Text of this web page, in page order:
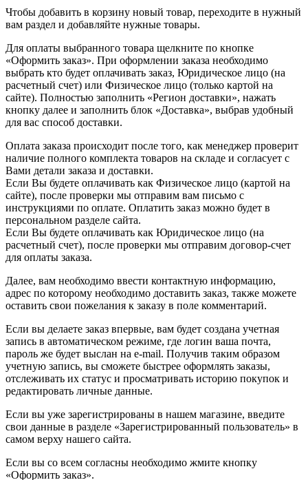
Чтобы добавить в корзину новый товар, переходите в нужный
вам раздел и добавляйте нужные товары.
Для оплаты выбранного товара щелкните по кнопке
«Оформить заказ». При оформлении заказа необходимо
выбрать кто будет оплачивать заказ, Юридическое лицо (на
расчетный счет) или Физическое лицо (только картой на
сайте). Полностью заполнить «Регион доставки», нажать
кнопку далее и заполнить блок «Доставка», выбрав удобный
для вас способ доставки.
Оплата заказа происходит после того, как менеджер проверит
наличие полного комплекта товаров на складе и согласует с
Вами детали заказа и доставки.
Если Вы будете оплачивать как Физическое лицо (картой на
сайте), после проверки мы отправим вам письмо с
инструкциями по оплате. Оплатить заказ можно будет в
персональном разделе сайта.
Если Вы будете оплачивать как Юридическое лицо (на
расчетный счет), после проверки мы отправим договор-счет
для оплаты заказа.
Далее, вам необходимо ввести контактную информацию,
адрес по которому необходимо доставить заказ, также можете
оставить свои пожелания к заказу в поле комментарий.
Если вы делаете заказ впервые, вам будет создана учетная
запись в автоматическом режиме, где логин ваша почта,
пароль же будет выслан на e-mail. Получив таким образом
учетную запись, вы сможете быстрее оформлять заказы,
отслеживать их статус и просматривать историю покупок и
редактировать личные данные.
Если вы уже зарегистрированы в нашем магазине, введите
свои данные в разделе «Зарегистрированный пользователь» в
самом верху нашего сайта.
Если вы со всем согласны необходимо жмите кнопку
«Оформить заказ».